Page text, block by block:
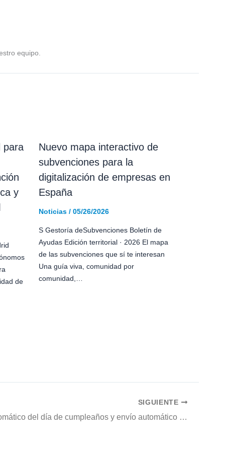
equipo.
para
y
de
Nuevo mapa interactivo de
subvenciones para la
digitalización de empresas en
España
Noticias/ 05/26/2026
S Gestoría deSubvenciones Boletín de
Ayudas Edición territorial · 2026 El mapa
de las subvenciones que sí te interesan
Una guía viva, comunidad por
comunidad,…
SIGUIENTE
Cálculo automático del día de cumpleaños y envío automático de correo de felicitación en vTiger CRM 7.4